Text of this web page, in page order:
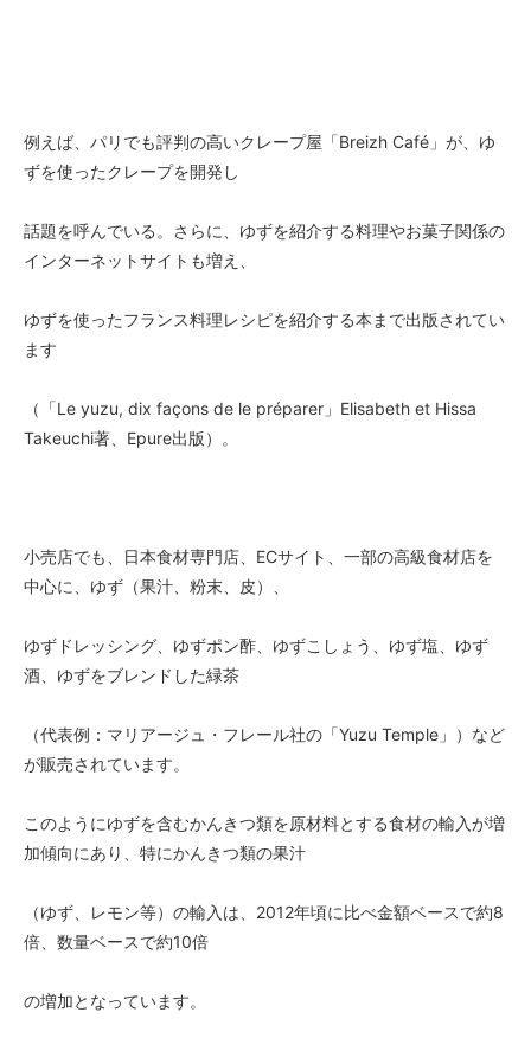
例えば、パリでも評判の高いクレープ屋「Breizh Café」が、ゆ
ずを使ったクレープを開発し
話題を呼んでいる。さらに、ゆずを紹介する料理やお菓子関係の
インターネットサイトも増え、
ゆずを使ったフランス料理レシピを紹介する本まで出版されてい
ます
（「Le yuzu, dix façons de le préparer」Elisabeth et Hissa
Takeuchi著、Epure出版）。
小売店でも、日本食材専門店、ECサイト、一部の高級食材店を
中心に、ゆず（果汁、粉末、皮）、
ゆずドレッシング、ゆずポン酢、ゆずこしょう、ゆず塩、ゆず
酒、ゆずをブレンドした緑茶
（代表例：マリアージュ・フレール社の「Yuzu Temple」）など
が販売されています。
このようにゆずを含むかんきつ類を原材料とする食材の輸入が増
加傾向にあり、特にかんきつ類の果汁
（ゆず、レモン等）の輸入は、2012年頃に比べ金額ベースで約8
倍、数量ベースで約10倍
の増加となっています。